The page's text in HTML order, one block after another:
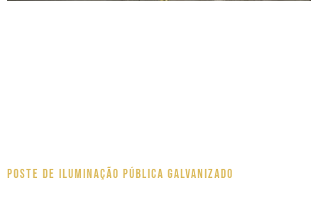
Poste de Iluminação pública galvanizado